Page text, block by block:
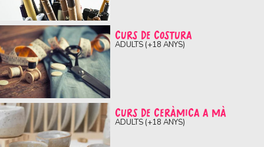
CURS DE COSTURA
ADULTS (+18 ANYS)
CURS DE CERÀMICA A MÀ
ADULTS (+18 ANYS)